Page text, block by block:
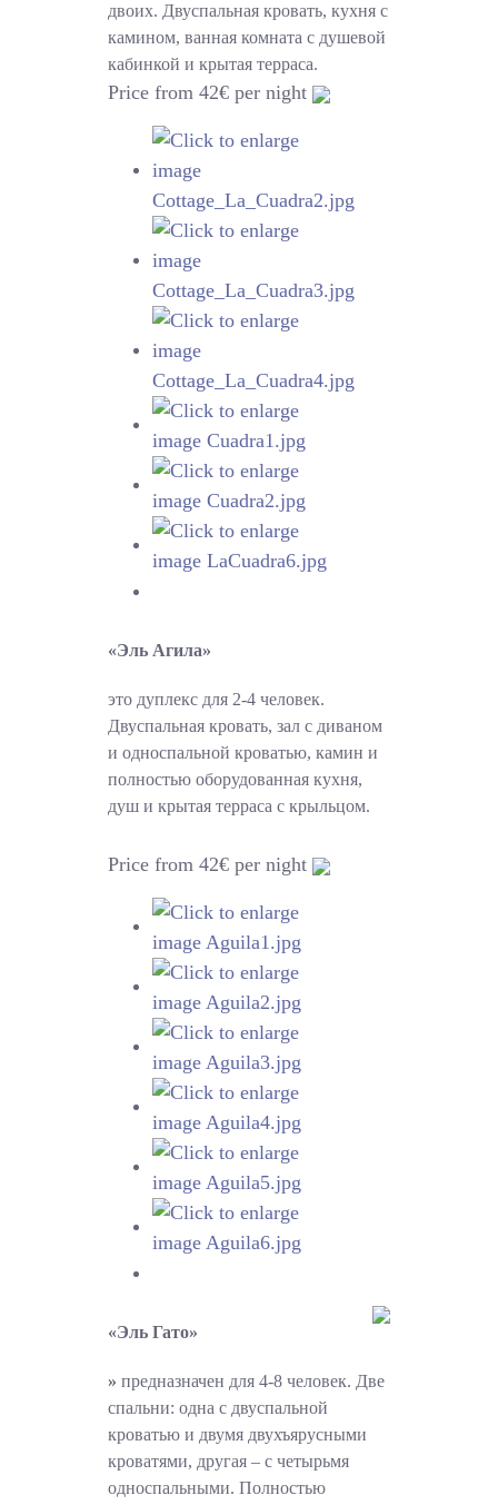
двоих. Двуспальная кровать, кухня с
камином, ванная комната с душевой
кабинкой и крытая терраса.
Price from 42€ per night
«Эль Агила»
это дуплекс для 2-4 человек.
Двуспальная кровать, зал с диваном
и односпальной кроватью, камин и
полностью оборудованная кухня,
душ и крытая терраса с крыльцом.
Price from 42€ per night
«Эль Гато»
»предназначен для 4-8 человек. Две
спальни: одна с двуспальной
кроватью и двумя двухъярусными
кроватями, другая – с четырьмя
односпальными. Полностью